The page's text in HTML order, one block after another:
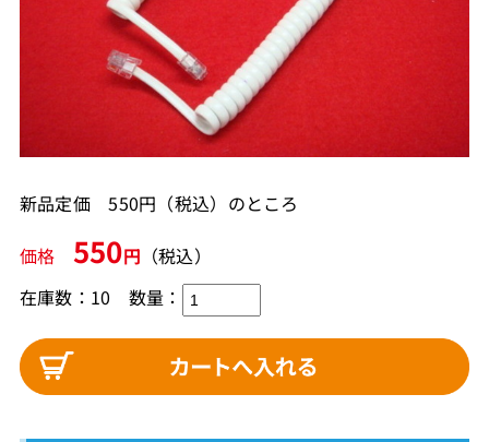
新品定価 550円（税込）のところ
価格 550円 （税込）
在庫数：10 数量：